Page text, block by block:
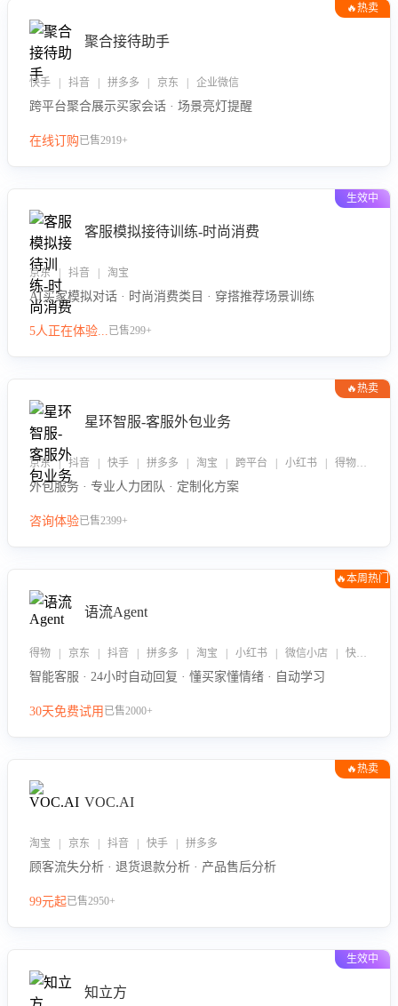
🔥热卖
聚合接待助手
快手 | 抖音 | 拼多多 | 京东 | 企业微信
跨平台聚合展示买家会话 · 场景亮灯提醒
在线订购已售2919+
生效中
客服模拟接待训练-时尚消费
京东 | 抖音 | 淘宝
AI买家模拟对话 · 时尚消费类目 · 穿搭推荐场景训练
5人正在体验...已售299+
🔥热卖
星环智服-客服外包业务
京东 | 抖音 | 快手 | 拼多多 | 淘宝 | 跨平台 | 小红书 | 得物 | 企业微信
外包服务 · 专业人力团队 · 定制化方案
咨询体验已售2399+
🔥本周热门
语流Agent
得物 | 京东 | 抖音 | 拼多多 | 淘宝 | 小红书 | 微信小店 | 快手 | 唯品会
智能客服 · 24小时自动回复 · 懂买家懂情绪 · 自动学习
30天免费试用 已售2000+
🔥热卖
VOC.AI
淘宝 | 京东 | 抖音 | 快手 | 拼多多
顾客流失分析 · 退货退款分析 · 产品售后分析
99元起已售2950+
生效中
知立方